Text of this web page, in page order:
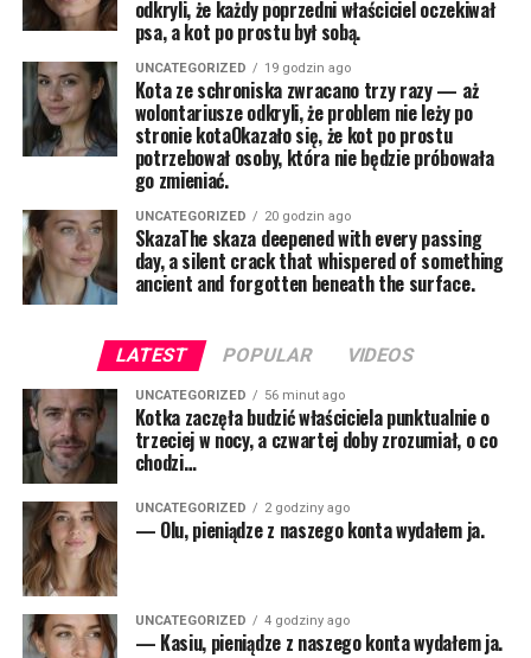
odkryli, że każdy poprzedni właściciel oczekiwał
psa, a kot po prostu był sobą.
UNCATEGORIZED 19 godzin ago
Kota ze schroniska zwracano trzy razy — aż
wolontariusze odkryli, że problem nie leży po
stronie kotaOkazało się, że kot po prostu
potrzebował osoby, która nie będzie próbowała
go zmieniać.
UNCATEGORIZED 20 godzin ago
SkazaThe skaza deepened with every passing
day, a silent crack that whispered of something
ancient and forgotten beneath the surface.
LATEST POPULAR VIDEOS
UNCATEGORIZED 56 minut ago
Kotka zaczęła budzić właściciela punktualnie o
trzeciej w nocy, a czwartej doby zrozumiał, o co
chodzi…
UNCATEGORIZED 2 godziny ago
— Olu, pieniądze z naszego konta wydałem ja.
UNCATEGORIZED 4 godziny ago
— Kasiu, pieniądze z naszego konta wydałem ja.